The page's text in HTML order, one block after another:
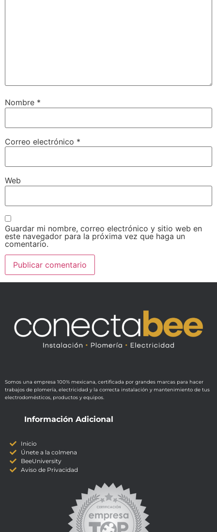
Nombre *
Correo electrónico *
Web
Guardar mi nombre, correo electrónico y sitio web en
este navegador para la próxima vez que haga un
comentario.
Somos una empresa 100% mexicana, certificada por grandes marcas para hacer
trabajos de plomería, electricidad y la correcta instalación y mantenimiento de tus
electrodomésticos, productos y equipos.
Información Adicional
Inicio
Únete a la colmena
BeeUniversity
Aviso de Privacidad